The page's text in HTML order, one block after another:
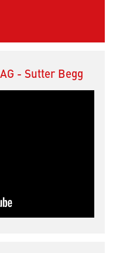
- Sutter Begg